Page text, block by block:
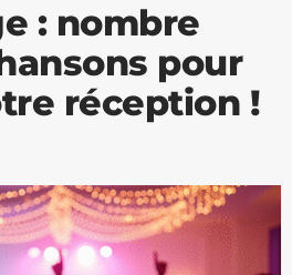
: nombre
pour
réception !